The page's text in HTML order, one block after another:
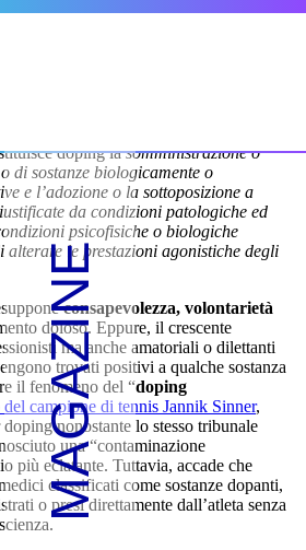
MAGAZINE
reato con la
doping lasomministrazione o
di sostanze biologicamente o
e l’adozione o la sottoposizione a
da condizioni patologiche ed
psicofisiche o biologiche
alterare le prestazioni agonistiche degli
consapevolezza, volontarietà
doloso. Eppure, il crescente
ma anche amatoriali o dilettanti
trovati positivi a qualche sostanza
il fenomeno del “doping
del campione di tennis Jannik Sinner,
doping nonostante lo stesso tribunale
una “contaminazione
più eclatante. Tuttavia, accade che
classificati come sostanze dopanti,
o presi direttamente dall’atleta senza